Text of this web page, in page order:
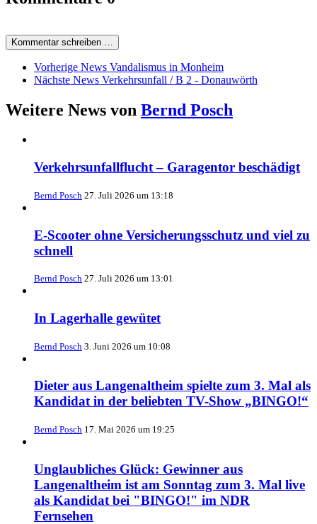
Kommentar schreiben …
Vorherige News Vandalismus in Monheim
Nächste News Verkehrsunfall / B 2 - Donauwörth
Weitere News von Bernd Posch
Verkehrsunfallflucht – Garagentor beschädigt
Bernd Posch 27. Juli 2026 um 13:18
E-Scooter ohne Versicherungsschutz und viel zu
schnell
Bernd Posch 27. Juli 2026 um 13:01
In Lagerhalle gewütet
Bernd Posch 3. Juni 2026 um 10:08
Dieter aus Langenaltheim spielte zum 3. Mal als
Kandidat in der beliebten TV-Show „BINGO!“
Bernd Posch 17. Mai 2026 um 19:25
Unglaubliches Glück: Gewinner aus
Langenaltheim ist am Sonntag zum 3. Mal live
als Kandidat bei "BINGO!" im NDR
Fernsehen